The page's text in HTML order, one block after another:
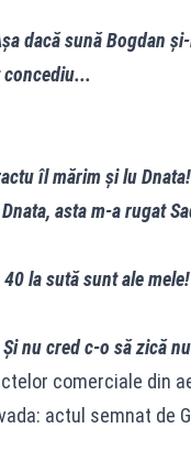
dacă sună Bogdan
concediu...
îl mărim și lu
asta m-a rugat
la sută sunt ale mele!
nu cred c-o să zică
comerciale din
actul semnat de